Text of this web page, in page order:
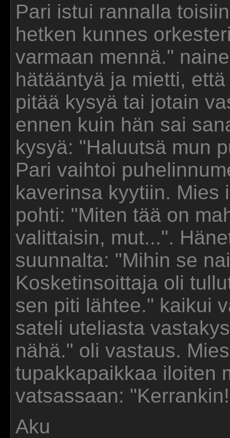
Pari istui rannalla
hetken kunnes
varmaan mennä."
hätääntyä ja mietti,
pitää kysyä tai jotain
ennen kuin hän sai
kysyä: "Haluutsä mun
Pari vaihtoi
kaverinsa kyytiin. Mies
pohti: "Miten tää on
valittaisin, mut...".
suunnalta: "Mihin se
Kosketinsoittaja oli
sen piti lähtee." kaikui
sateli uteliasta
nähä." oli vastaus.
tupakkapaikkaa iloiten
vatsassaan:
Aku